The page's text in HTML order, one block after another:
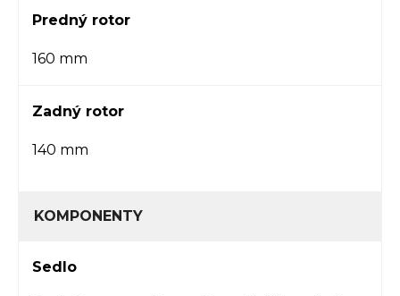
Predný rotor
160 mm
Zadný rotor
140 mm
KOMPONENTY
Sedlo